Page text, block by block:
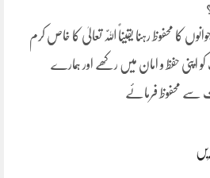
کا محفوظ رہنا یقیناً اللّٰہ تعالیٰ کا خاص کرم
اپنی حفظ و امان میں رکھے اور ہمارے
سے محفوظ فرمائے